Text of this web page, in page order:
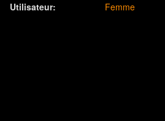
Utilisateur:
Femme